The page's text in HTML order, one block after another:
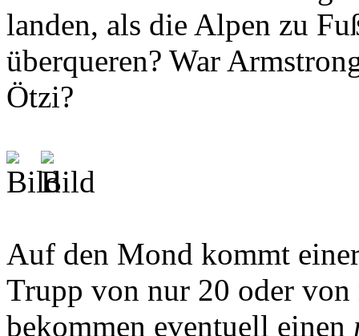
landen, als die Alpen zu
überqueren? War
Ötzi?
Auf den Mond kommt
Trupp von nur 20 oder
bekommen eventuell einen